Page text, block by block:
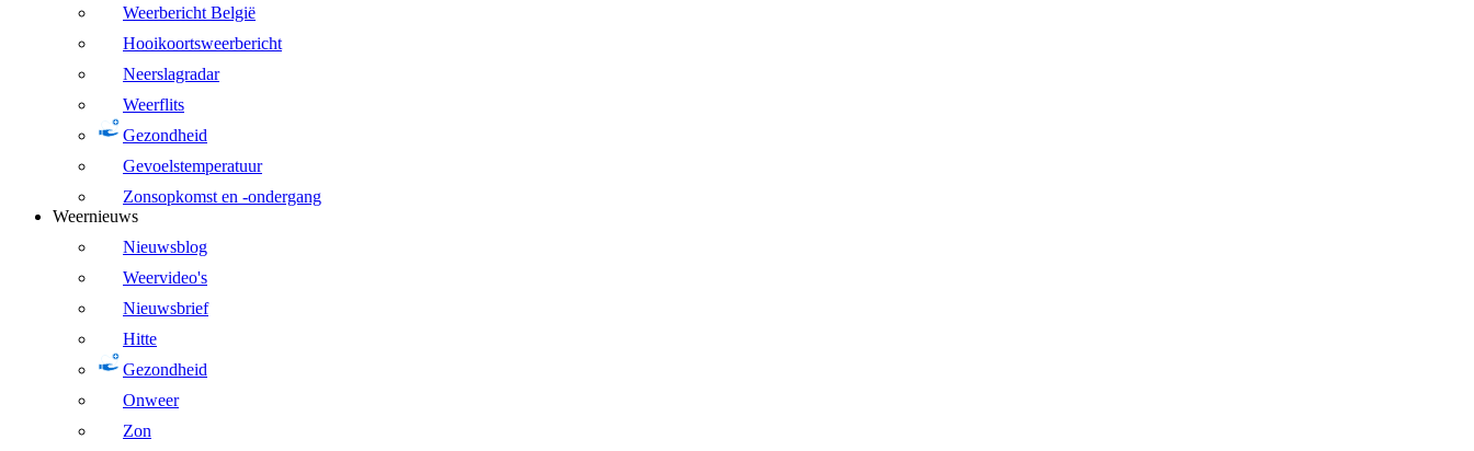
Weerbericht België
Hooikoortsweerbericht
Neerslagradar
Weerflits
Gezondheid
Gevoelstemperatuur
Zonsopkomst en -ondergang
Weernieuws
Nieuwsblog
Weervideo's
Nieuwsbrief
Hitte
Gezondheid
Onweer
Zon